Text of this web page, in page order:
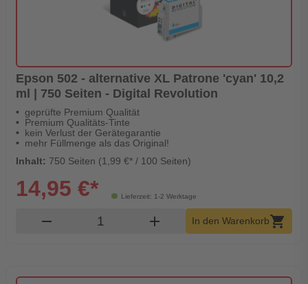
Epson 502 - alternative XL Patrone 'cyan' 10,2
ml | 750 Seiten - Digital Revolution
geprüfte Premium Qualität
Premium Qualitäts-Tinte
kein Verlust der Gerätegarantie
mehr Füllmenge als das Original!
Inhalt: 750 Seiten (1,99 €* / 100 Seiten)
Lieferzeit: 1-2 Werktage
14,95 €*
remove Produkt Warenkorb Menge
add In den Warenkorbshopping_cart